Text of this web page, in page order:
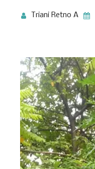
Triani Retno A